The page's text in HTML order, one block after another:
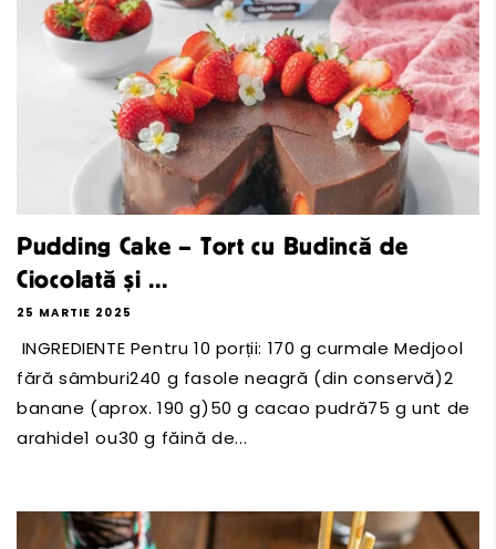
Pudding Cake – Tort cu Budincă de
Ciocolată și ...
25 MARTIE 2025
INGREDIENTE Pentru 10 porții: 170 g curmale Medjool
fără sâmburi240 g fasole neagră (din conservă)2
banane (aprox. 190 g)50 g cacao pudră75 g unt de
arahide1 ou30 g făină de...